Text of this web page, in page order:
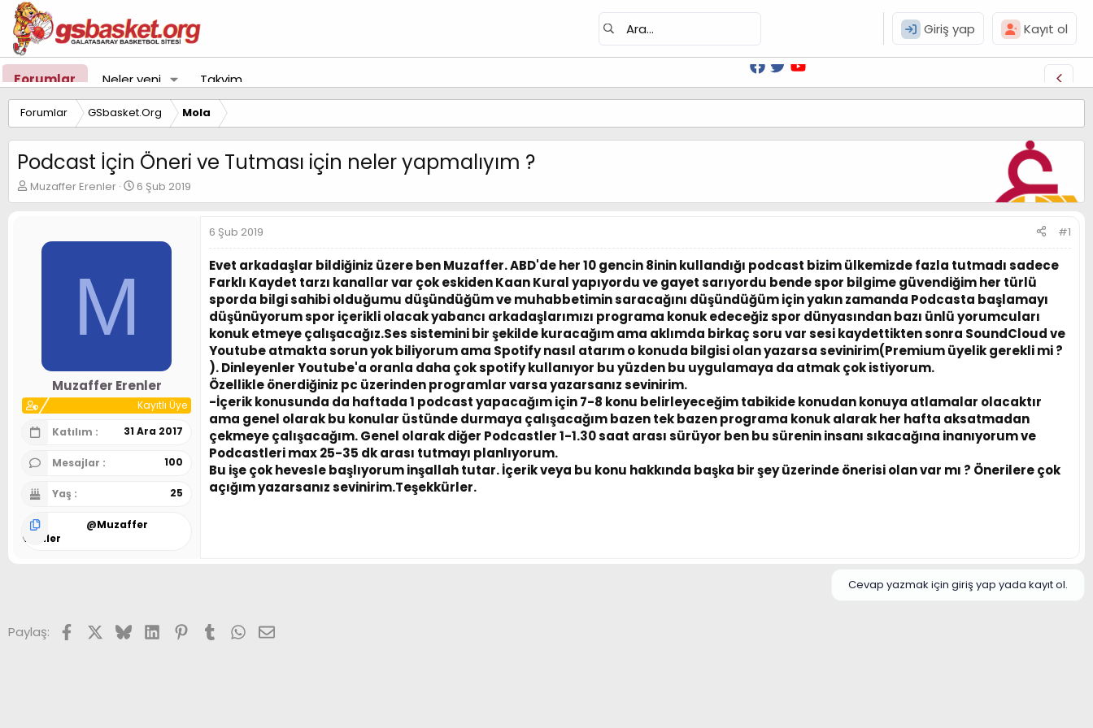
Giriş yap Kayıt ol
Forumlar Neler yeni Takvim
Forumlar GSbasket.Org Mola
Podcast İçin Öneri ve Tutması için neler yapmalıyım ?
K
o
Muzaffer Erenler
B
a
a
h
i
6 Şub 2019
M
Muzaffer Erenler
Kayıtlı Üye
Katılım
31 Ara 2017
Mesajlar 100
Yaş 25
@Muzaffer
Erenler
6 Şub 2019 #1
Evet arkadaşlar bildiğiniz üzere ben Muzaffer. ABD'de her 10 gencin 8inin kullandığı podcast bizim ülkemizde fazla tutmadı sadece
Farklı Kaydet tarzı kanallar var çok eskiden Kaan Kural yapıyordu ve gayet sarıyordu bende spor bilgime güvendiğim her türlü
sporda bilgi sahibi olduğumu düşündüğüm ve muhabbetimin saracağını düşündüğüm için yakın zamanda Podcasta başlamayı
düşünüyorum spor içerikli olacak yabancı arkadaşlarımızı programa konuk edeceğiz spor dünyasından bazı ünlü yorumcuları
konuk etmeye çalışacağız.Ses sistemini bir şekilde kuracağım ama aklımda birkaç soru var sesi kaydettikten sonra SoundCloud ve
Youtube atmakta sorun yok biliyorum ama Spotify nasıl atarım o konuda bilgisi olan yazarsa sevinirim(Premium üyelik gerekli mi ?
). Dinleyenler Youtube'a oranla daha çok spotify kullanıyor bu yüzden bu uygulamaya da atmak çok istiyorum.
Özellikle önerdiğiniz pc üzerinden programlar varsa yazarsanız sevinirim.
-İçerik konusunda da haftada 1 podcast yapacağım için 7-8 konu belirleyeceğim tabikide konudan konuya atlamalar olacaktır
ama genel olarak bu konular üstünde durmaya çalışacağım bazen tek bazen programa konuk alarak her hafta aksatmadan
çekmeye çalışacağım. Genel olarak diğer Podcastler 1-1.30 saat arası sürüyor ben bu sürenin insanı sıkacağına inanıyorum ve
Podcastleri max 25-35 dk arası tutmayı planlıyorum.
Bu işe çok hevesle başlıyorum inşallah tutar. İçerik veya bu konu hakkında başka bir şey üzerinde önerisi olan var mı ? Önerilere çok
açığım yazarsanız sevinirim.Teşekkürler.
Cevap yazmak için giriş yap yada kayıt ol.
Paylaş: FacebookX (Twitter)
BlueskyLinkedInPinterest
Tumblr WhatsApp
E-posta